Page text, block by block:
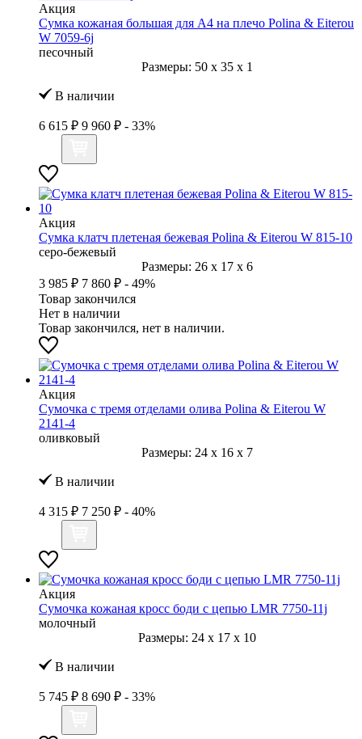
Акция
Сумка кожаная большая для А4 на плечо Polina & Eiterou
W 7059-6j
песочный
Размеры: 50 x 35 x 1
В наличии
6 615 ₽ 9 960 ₽ - 33%
Акция
Сумка клатч плетеная бежевая Polina & Eiterou W 815-10
серо-бежевый
Размеры: 26 x 17 x 6
3 985 ₽ 7 860 ₽ - 49%
Товар закончился
Нет в наличии
Товар закончился, нет в наличии.
Акция
Сумочка с тремя отделами олива Polina & Eiterou W
2141-4
оливковый
Размеры: 24 x 16 x 7
В наличии
4 315 ₽ 7 250 ₽ - 40%
Акция
Сумочка кожаная кросс боди с цепью LMR 7750-11j
молочный
Размеры: 24 x 17 x 10
В наличии
5 745 ₽ 8 690 ₽ - 33%